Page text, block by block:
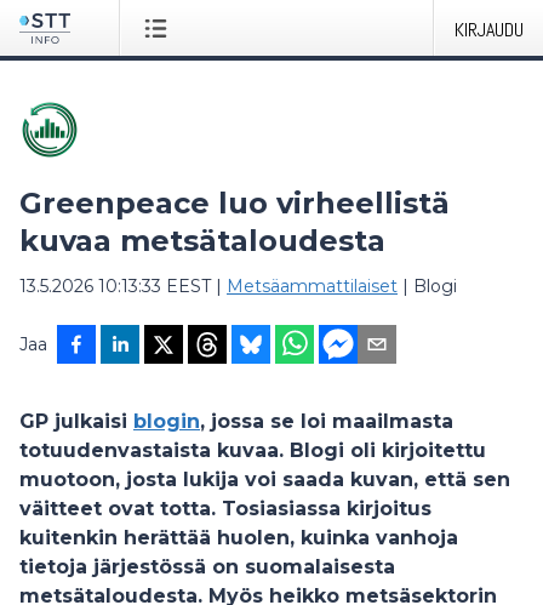
KIRJAUDU
Greenpeace luo virheellistä
kuvaa metsätaloudesta
13.5.2026 10:13:33 EEST| Metsäammattilaiset | Blogi
Jaa
GP julkaisi blogin, jossa se loi maailmasta
totuudenvastaista kuvaa. Blogi oli kirjoitettu
muotoon, josta lukija voi saada kuvan, että sen
väitteet ovat totta. Tosiasiassa kirjoitus
kuitenkin herättää huolen, kuinka vanhoja
tietoja järjestössä on suomalaisesta
metsätaloudesta. Myös heikko metsäsektorin